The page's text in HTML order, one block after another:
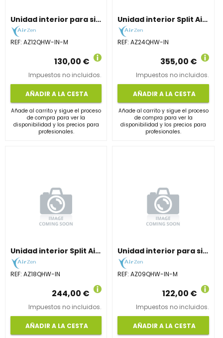
Unidad interior para sistemas Multi-Split de 3,2 kW con Wi-Fi.
REF: AZ12QHW-IN-M
130,00 €
Impuestos no incluidos.
AÑADIR A LA CESTA
Añade al carrito y sigue el proceso
de compra para ver la
disponibilidad y los precios para
profesionales.
Unidad interior Split AirZen de 6,0 kW. Máximo caudal.
REF:AZ24QHW-IN
355,00 €
Impuestos no incluidos.
AÑADIR A LA CESTA
Añade al carrito y sigue el proceso
de compra para ver la
disponibilidad y los precios para
profesionales.
Unidad interior Split AirZen de 4,9 kW para grandes estancias.
REF: AZ18QHW-IN
244,00 €
Impuestos no incluidos.
AÑADIR A LA CESTA
Unidad interior para sistemas Multi-Split de 2,6 kW. Con Wi-Fi.
REF:AZ09QHW-IN-M
122,00 €
Impuestos no incluidos.
AÑADIR A LA CESTA